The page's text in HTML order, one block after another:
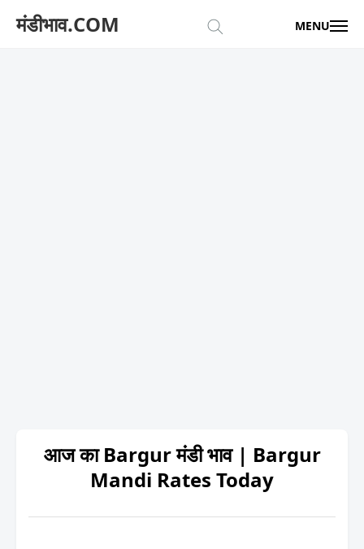
मंडीभाव.COM MENU
आज का Bargur मंडी भाव | Bargur
Mandi Rates Today